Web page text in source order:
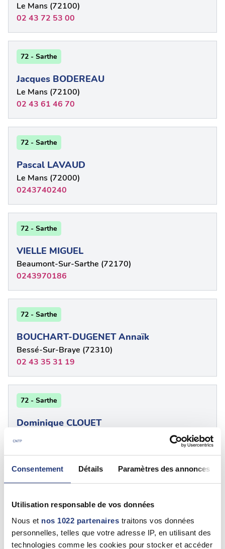
Consentement Détails Paramètres des annonces
Utilisation responsable de vos données
Nous et nos 1022 partenaires traitons vos données
personnelles, telles que votre adresse IP, en utilisant des
technologies comme les cookies pour stocker et accéder
Le Mans (72100)
02 43 72 53 00
72 - Sarthe
Jacques BODEREAU
Le Mans (72100)
02 43 61 46 70
72 - Sarthe
Pascal LAVAUD
Le Mans (72000)
0243740240
72 - Sarthe
VIELLE MIGUEL
Beaumont-Sur-Sarthe (72170)
0243970186
72 - Sarthe
BOUCHART-DUGENET Annaïk
Bessé-Sur-Braye (72310)
02 43 35 31 19
72 - Sarthe
Dominique CLOUET
72 - {"num":"72","name":"Sarthe"}
BODELET Valentin
Lhomme (72340)
0243445131